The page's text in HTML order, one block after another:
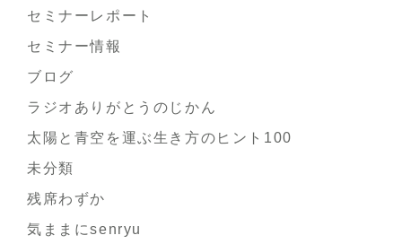
セミナーレポート
セミナー情報
ブログ
ラジオありがとうのじかん
太陽と青空を運ぶ生き方のヒント100
未分類
残席わずか
気ままにsenryu